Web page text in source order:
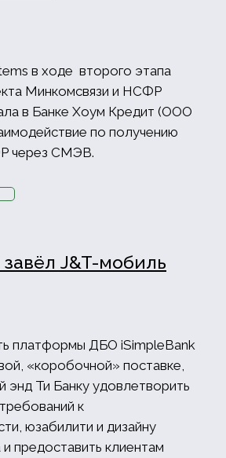
в ходе второго этапа
Минкомсвязи и НСФР
в Банке Хоум Кредит (ООО
по получению
через СМЭВ.
J&T-мобиль
платформы ДБО iSimpleBank
«коробочной» поставке,
энд Ти Банку удовлетворить
к
юзабилити и дизайну
предоставить клиентам